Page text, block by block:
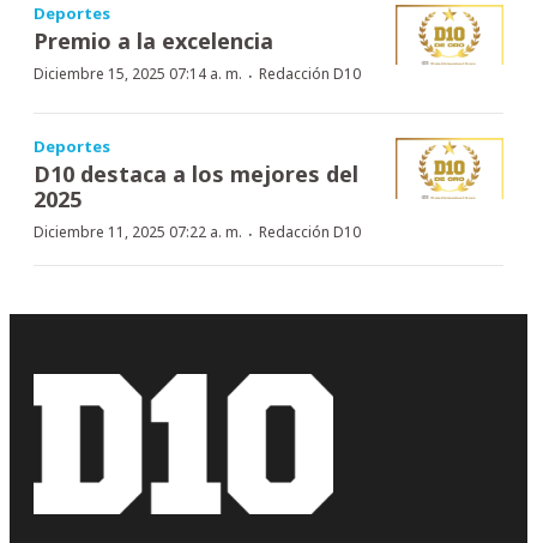
Deportes
Premio a la excelencia
Diciembre 15, 2025 07:14 a. m. · Redacción D10
Deportes
D10 destaca a los mejores del
2025
Diciembre 11, 2025 07:22 a. m. · Redacción D10